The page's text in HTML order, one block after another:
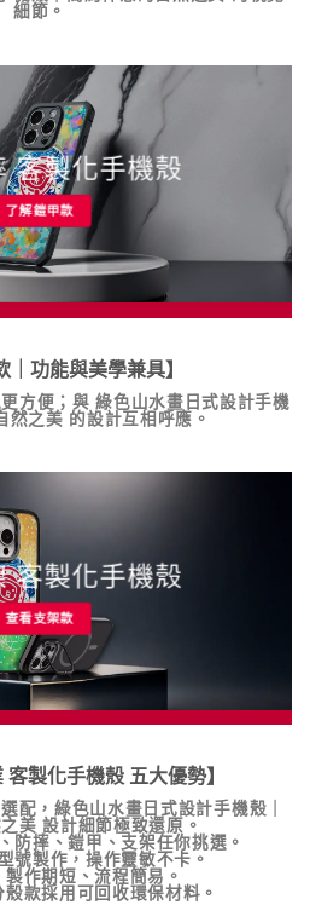
細節。
客製化手機殼
了解鎧甲款
｜功能與美學兼具】
更方便；與綠色山水畫日式設計手機
然之美 的設計互相呼應。
客製化手機殼
查看支架款
客製化手機殼五大優勢】
配，綠色山水畫日式設計手機殼｜
美 設計細節極致還原。
防摔、鎧甲、支架任你挑選。
號製作，操作靈敏不卡。
製作期短、流程簡易。
殼款採用可回收環保材料。